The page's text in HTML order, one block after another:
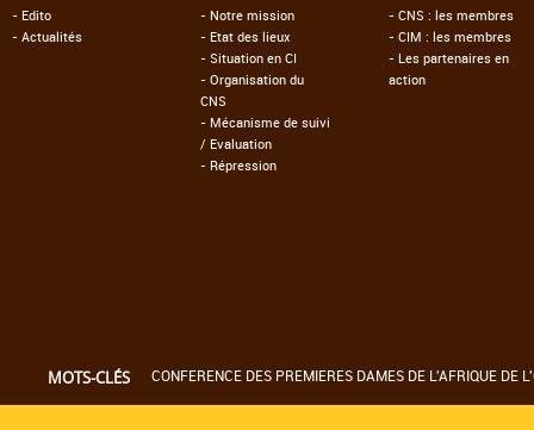
- Edito
- Actualités
- Notre mission
- Etat des lieux
- Situation en CI
- Organisation du
CNS
- Mécanisme de suivi
/ Evaluation
- Répression
- CNS : les membres
- CIM : les membres
- Les partenaires en
action
MOTS-CLÉS CONFERENCE DES PREMIERES DAMES DE L'AFRIQUE DE